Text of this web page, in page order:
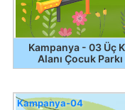
Kampanya - 03 Üç
Alanı Çocuk
Kampanya-04